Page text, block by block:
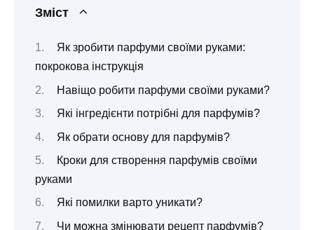
Зміст
Як зробити парфуми своїми руками:
покрокова інструкція
Навіщо робити парфуми своїми руками?
Які інгредієнти потрібні для парфумів?
Як обрати основу для парфумів?
Кроки для створення парфумів своїми
руками
Які помилки варто уникати?
Чи можна змінювати рецепт парфумів?